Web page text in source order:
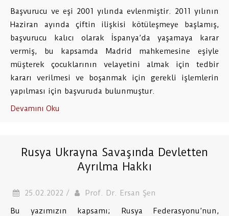
Başvurucu ve eşi 2001 yılında evlenmiştir. 2011 yılının
Haziran ayında çiftin ilişkisi kötüleşmeye başlamış,
başvurucu kalıcı olarak İspanya’da yaşamaya karar
vermiş, bu kapsamda Madrid mahkemesine eşiyle
müşterek çocuklarının velayetini almak için tedbir
kararı verilmesi ve boşanmak için gerekli işlemlerin
yapılması için başvuruda bulunmuştur.
Devamını Oku
Rusya Ukrayna Savaşında Devletten
Ayrılma Hakkı
25.02.2022 /
Prof. Dr. Ersan Şen
Bu yazımızın kapsamı; Rusya Federasyonu’nun,